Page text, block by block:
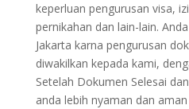
keperluan pengurusan visa,
pernikahan dan lain-lain.
Jakarta karna pengurusan
diwakilkan kepada kami,
Setelah Dokumen Selesai
anda lebih nyaman dan